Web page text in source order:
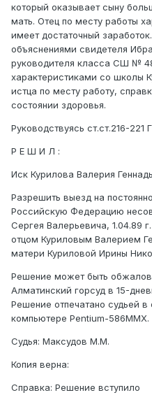
который оказывает сыну
мать. Отец по месту работы
имеет достаточный
объяснениями свидетеля
руководителя класса СШ №
характеристиками со школы
истца по месту работу,
состоянии здоровья.
Руководствуясь ст.ст.216-
Р Е Ш И Л :
Иск Курилова Валерия
Разрешить выезд на
Российскую Федерацию
Сергея Валерьевича, 1.04.89
отцом Куриловым Валерием
матери Куриловой Ирины
Решение может быть
Алматинский горсуд в 15-
Решение отпечатано судьей
компьютере Pentium-586MMX.
Судья: Максудов М.М.
Копия верна:
Справка: Решение вступило